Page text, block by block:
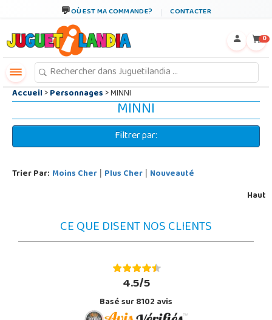
OÙ EST MA COMMANDE? CONTACTER
0
Accueil>Personnages> MINNI
MINNI
Filtrer par:
Trier Par: Moins Cher | Plus Cher | Nouveauté
Haut
CE QUE DISENT NOS CLIENTS
4.5/5
Basé sur 8102 avis